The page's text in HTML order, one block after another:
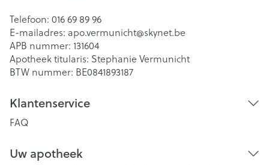
Telefoon: 016 69 89 96
E-mailadres: apo.vermunicht@skynet.be
APB nummer: 131604
Apotheek titularis: Stephanie Vermunicht
BTW nummer: BE0841893187
Klantenservice
FAQ
Uw apotheek